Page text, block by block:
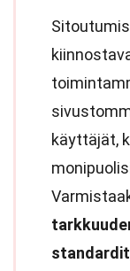
käyttäjät,
standardit